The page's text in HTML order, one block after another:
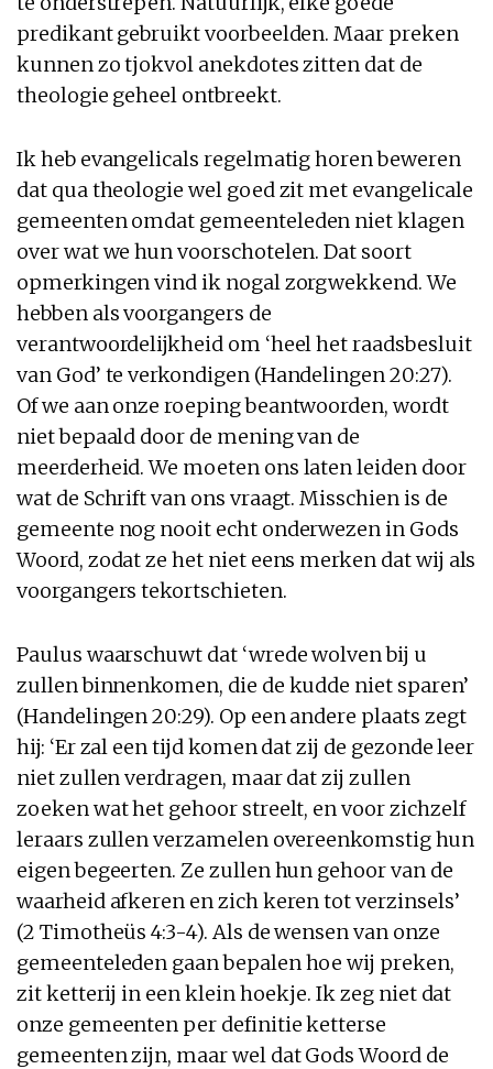
predikant gebruikt voorbeelden. Maar preken
kunnen zo tjokvol anekdotes zitten dat de
theologie geheel ontbreekt.
Ik heb evangelicals regelmatig horen beweren
dat qua theologie wel goed zit met evangelicale
gemeenten omdat gemeenteleden niet klagen
over wat we hun voorschotelen. Dat soort
opmerkingen vind ik nogal zorgwekkend. We
hebben als voorgangers de
verantwoordelijkheid om ‘heel het raadsbesluit
van God’ te verkondigen (Handelingen 20:27).
Of we aan onze roeping beantwoorden, wordt
niet bepaald door de mening van de
meerderheid. We moeten ons laten leiden door
wat de Schrift van ons vraagt. Misschien is de
gemeente nog nooit echt onderwezen in Gods
Woord, zodat ze het niet eens merken dat wij als
voorgangers tekortschieten.
Paulus waarschuwt dat ‘wrede wolven bij u
zullen binnenkomen, die de kudde niet sparen’
(Handelingen 20:29). Op een andere plaats zegt
hij: ‘Er zal een tijd komen dat zij de gezonde leer
niet zullen verdragen, maar dat zij zullen
zoeken wat het gehoor streelt, en voor zichzelf
leraars zullen verzamelen overeenkomstig hun
eigen begeerten. Ze zullen hun gehoor van de
waarheid afkeren en zich keren tot verzinsels’
(2 Timotheüs 4:3-4). Als de wensen van onze
gemeenteleden gaan bepalen hoe wij preken,
zit ketterij in een klein hoekje. Ik zeg niet dat
onze gemeenten per definitie ketterse
gemeenten zijn, maar wel dat Gods Woord de